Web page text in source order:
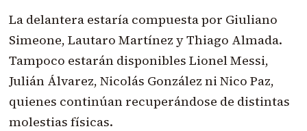
La delantera estaría compuesta por Giuliano
Simeone, Lautaro Martínez y Thiago Almada.
Tampoco estarán disponibles Lionel Messi,
Julián Álvarez, Nicolás González ni Nico Paz,
quienes continúan recuperándose de distintas
molestias físicas.